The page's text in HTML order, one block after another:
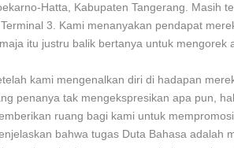
Hatta, Kabupaten Tangerang. Masih
3. Kami menanyakan pendapat
itu justru balik bertanya untuk mengorek
kami mengenalkan diri di hadapan
penanya tak mengekspresikan apa pun,
ruang bagi kami untuk
bahwa tugas Duta Bahasa adalah